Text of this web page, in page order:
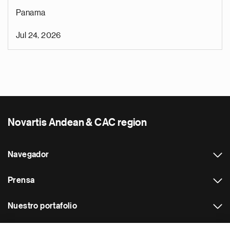
Panama
Jul 24, 2026
Novartis Andean & CAC region
Navegador
Prensa
Nuestro portafolio